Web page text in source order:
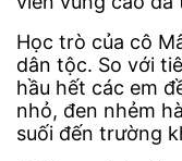
Học trò của cô
dân tộc. So với
hầu hết các em
nhỏ, đen nhẻm
suối đến trường